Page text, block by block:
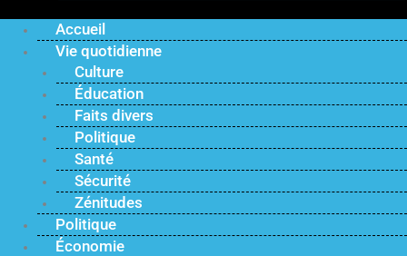
Accueil
Vie quotidienne
Culture
Éducation
Faits divers
Politique
Santé
Sécurité
Zénitudes
Politique
Économie